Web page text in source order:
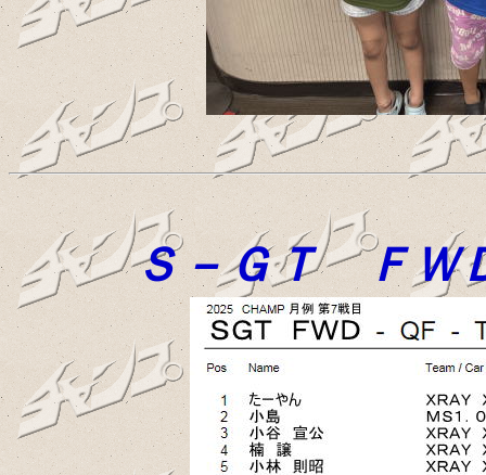
Ｓ－ＧＴ ＦＷ